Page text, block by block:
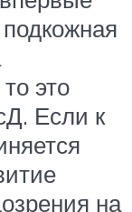
это
Если к
на